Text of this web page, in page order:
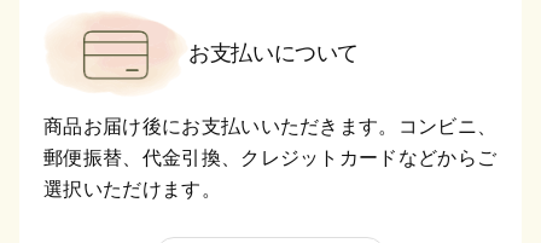
お支払いについて
商品お届け後にお支払いいただきます。コンビニ、
郵便振替、代金引換、クレジットカードなどからご
選択いただけます。